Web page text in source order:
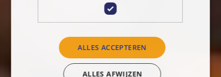
ALLES ACCEPTEREN
ALLES AFWIJZEN